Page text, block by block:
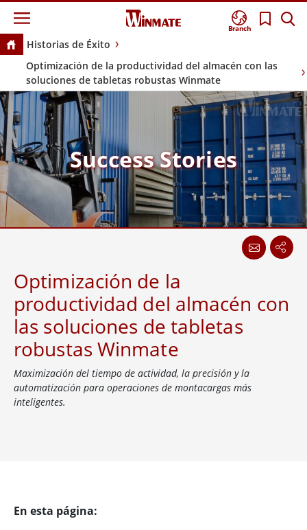
Branch
Historias de Éxito
Optimización de la productividad del almacén con las
soluciones de tabletas robustas Winmate
Success Stories
Optimización de la
productividad del almacén con
las soluciones de tabletas
robustas Winmate
Maximización del tiempo de actividad, la precisión y la
automatización para operaciones de montacargas más
inteligentes.
En esta página: